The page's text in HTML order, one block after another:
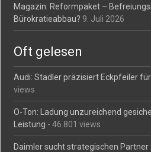
Magazin: Reformpaket –
Bürokratieabbau? 9. Juli 2026
Oft gelesen
Audi: Stadler präzisiert Eckpfeiler
views
O-Ton: Ladung unzureichend
Leistung - 46.801 views
Daimler sucht strategischen Partner